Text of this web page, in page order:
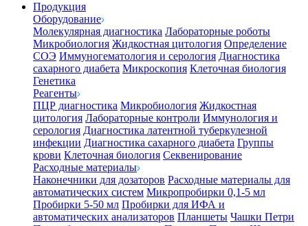
Продукция
Оборудование
Молекулярная диагностика Лабораторные роботы
Микробиология Жидкостная цитология Определение
СОЭ Иммуногематология и серология Диагностика
сахарного диабета Микроскопия Клеточная биология
Генетика
Реагенты
ПЦР диагностика Микробиология Жидкостная
цитология Лабораторные контроли Иммунология и
серология Диагностика латентной туберкулезной
инфекции Диагностика сахарного диабета Группы
крови Клеточная биология Секвенирование
Расходные материалы
Наконечники для дозаторов Расходные материалы для
автоматических систем Микропробирки 0,1-5 мл
Пробирки 5-50 мл Пробирки для ИФА и
автоматических анализаторов Планшеты Чашки Петри